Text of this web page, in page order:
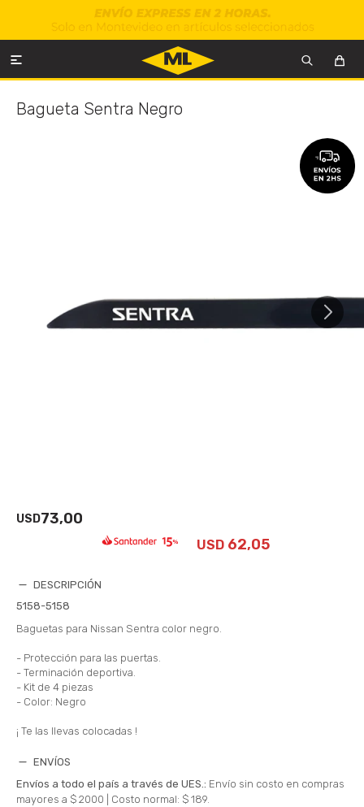

Bagueta Sentra Negro
USD73,00
USD 62,05
DESCRIPCIÓN
5158-5158
Baguetas para Nissan Sentra color negro.
- Protección para las puertas.
- Terminación deportiva.
- Kit de 4 piezas
- Color: Negro
¡ Te las llevas colocadas !
ENVÍOS
Envíos a todo el país a través de UES.: Envío sin costo en compras
mayores a $ 2000 | Costo normal: $ 189.